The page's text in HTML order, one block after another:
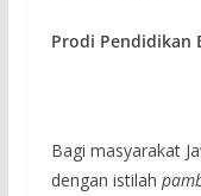
Prodi Pendidikan
Bagi masyarakat
dengan istilah